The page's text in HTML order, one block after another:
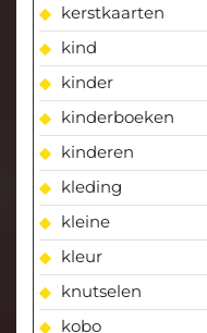
kerstkaarten
kind
kinder
kinderboeken
kinderen
kleding
kleine
kleur
knutselen
kobo